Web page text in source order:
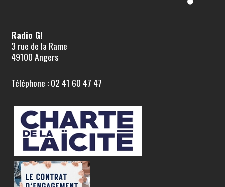
Radio G!
3 rue de la Rame
49100 Angers
Téléphone : 02 41 60 47 47